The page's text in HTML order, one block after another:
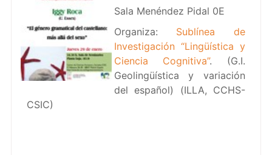
Sala Menéndez Pidal 0E
Organiza: Sublínea de
Investigación “Lingüística y
Ciencia Cognitiva”. (G.I.
Geolingüística y variación
del español) (ILLA, CCHS-
CSIC)